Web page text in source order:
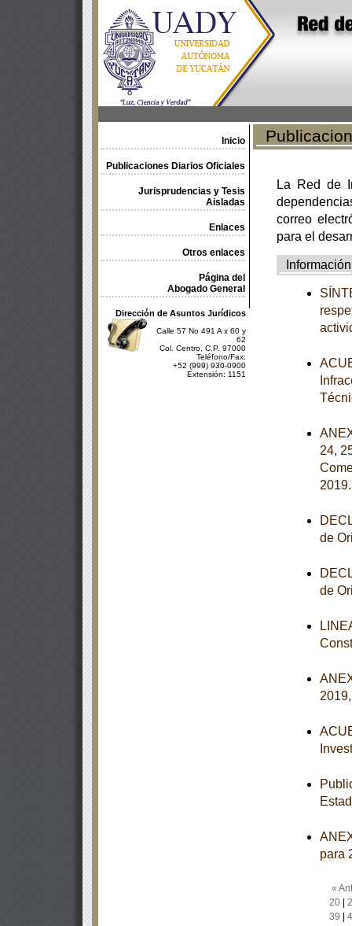
Inicio
Publicaciones Diarios Oficiales
Jurisprudencias y Tesis
Aisladas
Enlaces
Otros enlaces
Página del
Abogado General
Dirección de Asuntos Jurídicos
Calle 57 No 491 A x 60 y
62
Col. Centro, C.P. 97000
Teléfono/Fax:
+52 (999) 930-0900
Extensión: 1151
La Red de
correo
para el
Información
24,
de
de
para
«
20|
39